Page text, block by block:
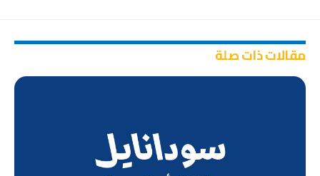
مقالات ذات صلة